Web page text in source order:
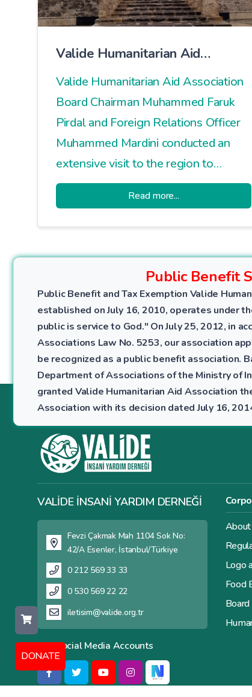
Valide Humanitarian Aid
Field Work Examined On-Site
Valide Humanitarian Aid Association
Board Chairman Muhammed Faruk
Pirdal and Foreign Relations Officer
Muhammed Mardini conducted an
extensive visit to the region to
examine ongoing humanitarian aid
activities in Syria and plan new
projects.
Read more...
Public Benefit
Public Benefit and Tax Exemption Valide
established on July 16, 2010, operates under
public is service to God." On July 25, 2012, in
Associations Law No. 5253, our association
be recognized as a public benefit association.
Department of Associations of the Ministry of
granted Valide Humanitarian Aid Association
Association with its decision dated July 16,
VALİDE İNSANİ YARDIM DERNEĞİ
Fevzi Çakmak Mah 1104 Sok No:
42/A Esenler, İstanbul/Türkiye
0 212 569 33 33
0 530 569 22 22
iletisim@valide.org.tr
Our Social Media Accounts
Logo
Food
DONATE